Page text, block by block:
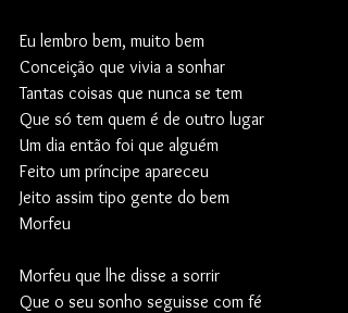
Eu lembro bem, muito bem
Conceição que vivia a sonhar
Tantas coisas que nunca se tem
Que só tem quem é de outro lugar
Um dia então foi que alguém
Feito um príncipe apareceu
Jeito assim tipo gente do bem
Morfeu
Morfeu que lhe disse a sorrir
Que o seu sonho seguisse com fé